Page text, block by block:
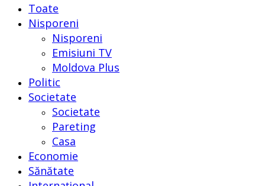
Toate
Nisporeni
Nisporeni
Emisiuni TV
Moldova Plus
Politic
Societate
Societate
Pareting
Casa
Economie
Sănătate